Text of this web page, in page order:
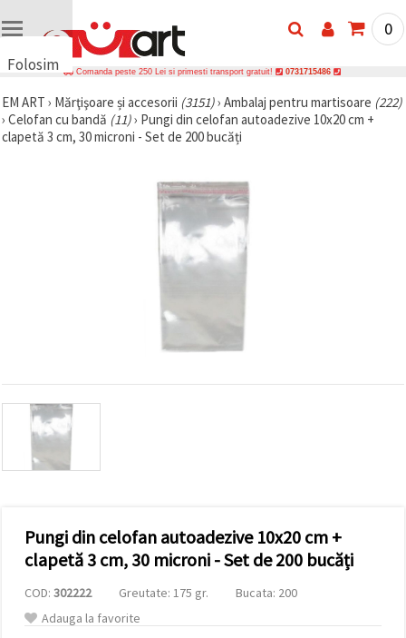
Folosim
uri
🍪 Folosim
cookie-uri
afișa
conținut și
reclame
relevante,
analiză și
marketing.
Puteți fi de
acord să
utilizați
toate
cookie -
0
Comanda peste 250 Lei si primesti transport gratuit! 0731715486
EM ART › Mărţişoare și accesorii (3151)› Ambalaj pentru martisoare (222)
› Celofan cu bandă (11)› Pungi din celofan autoadezive 10x20 cm +
clapetă 3 cm, 30 microni - Set de 200 bucăți
Pungi din celofan autoadezive 10x20 cm +
clapetă 3 cm, 30 microni - Set de 200 bucăți
COD: 302222 Greutate: 175 gr.
Bucata: 200
Adauga la favorite